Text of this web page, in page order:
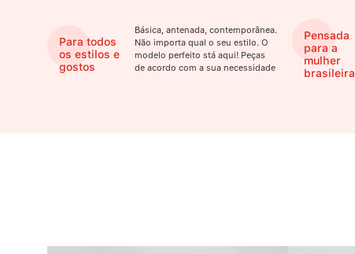
Para todos
os estilos e
gostos
Básica, antenada, contemporânea.
Não importa qual o seu estilo. O
modelo perfeito stá aqui! Peças
de acordo com a sua necessidade
Pensada
para a
mulher
brasileira